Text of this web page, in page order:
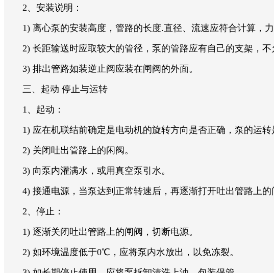
2、安装说明：
1) 离心泵的安装高度，管路的长度.直径、流速应符合计算，力
2) 长距输送时应取较大的管径，泵的管路应有自己的支架，不
3) 排出管路如装逆止阀应装在闸阀的外面。
三、起动 停止与运转
1、起动：
1) 应在机联结前确定是电动机的旋转方向是否正确，泵的运转
2) 关闭吐出管路上的闲阀。
3) 向泵内灌满水，或用真空泵引水。
4) 接通电源，当泵达到正常转速后，再逐渐打开吐出管路上的
2、停止：
1) 逐渐关闭吐出管路上的闸阀，切断电源。
2) 如环境温度低于0℃，应将泵内水放出，以免冻裂。